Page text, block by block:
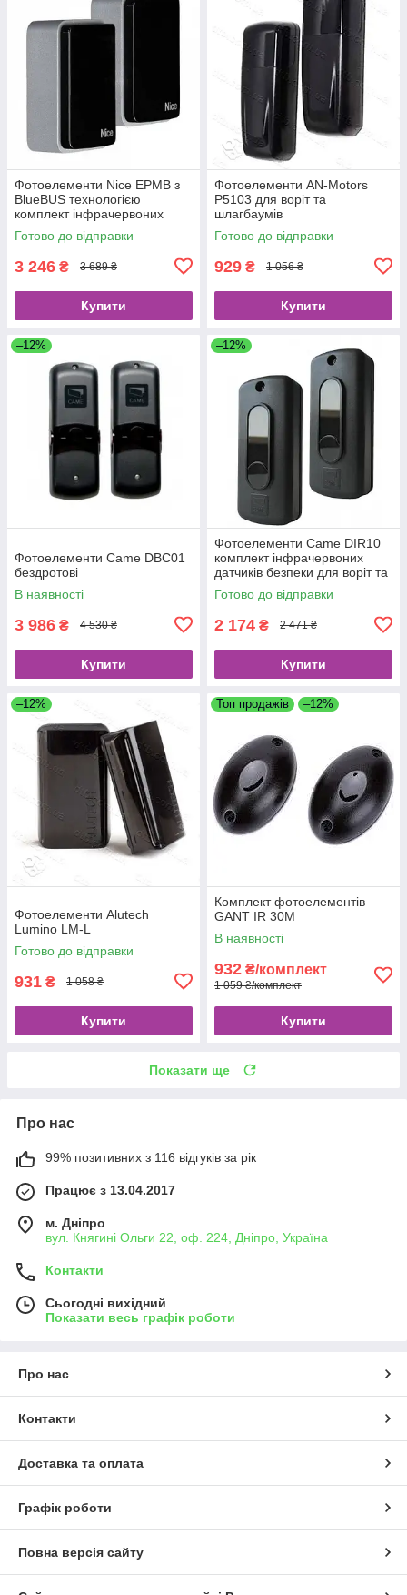
Фотоелементи Nice EPMB з
BlueBUS технологією
комплект інфрачервоних
датчиків безпеки для воріт та
шлагбаумів
Готово до відправки
3 246 ₴ 3 689 ₴
Купити
Фотоелементи AN-Motors
P5103 для воріт та
шлагбаумів
Готово до відправки
929 ₴ 1 056 ₴
Купити
–12%
Фотоелементи Came DBC01
бездротові
В наявності
3 986 ₴ 4 530 ₴
Купити
–12%
Фотоелементи Came DIR10
комплект інфрачервоних
датчиків безпеки для воріт та
шлагбаумів до 10м
Готово до відправки
2 174 ₴ 2 471 ₴
Купити
–12%
Фотоелементи Alutech
Lumino LM-L
Готово до відправки
931 ₴ 1 058 ₴
Купити
Топ продажів –12%
Комплект фотоелементів
GANT IR 30М
В наявності
932 ₴/комплект
1 059 ₴/комплект
Купити
Показати ще
Про нас
99% позитивних з 116 відгуків за рік
Працює з 13.04.2017
м. Дніпро
вул. Княгині Ольги 22, оф. 224, Дніпро, Україна
Контакти
Сьогодні вихідний
Показати весь графік роботи
Про нас
Контакти
Доставка та оплата
Графік роботи
Повна версія сайту